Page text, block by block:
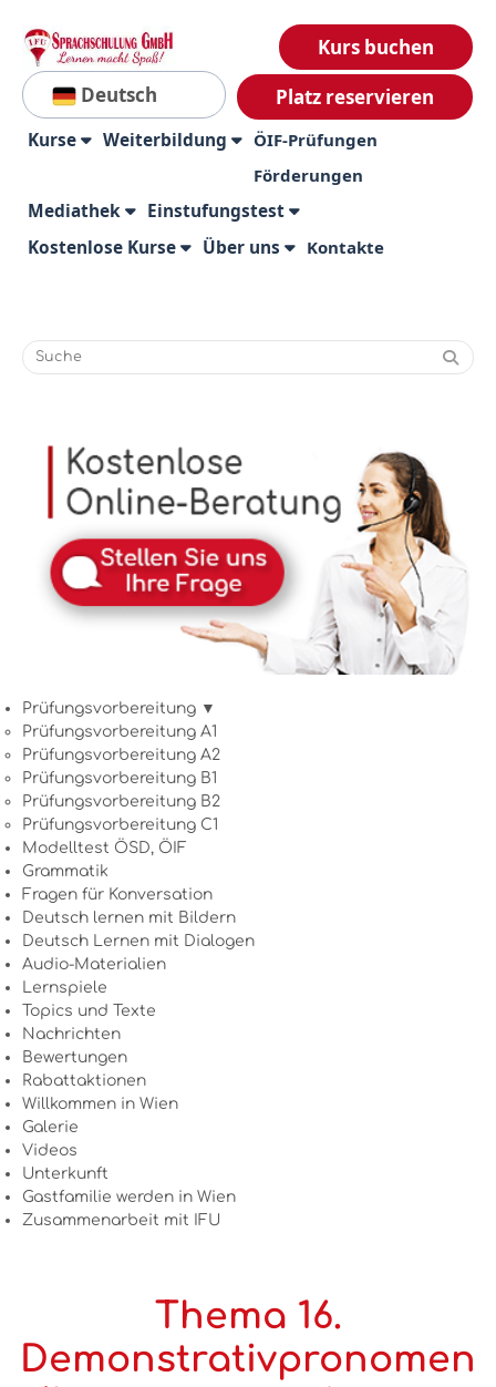
Deutsch
Kurs buchen
Platz reservieren
Kurse Weiterbildung
ÖIF-Prüfungen
Förderungen
Mediathek
Einstufungstest
Kostenlose Kurse
Über uns Kontakte
Prüfungsvorbereitung ▼
Prüfungsvorbereitung A1
Prüfungsvorbereitung A2
Prüfungsvorbereitung B1
Prüfungsvorbereitung B2
Prüfungsvorbereitung C1
Modelltest ÖSD, ÖIF
Grammatik
Fragen für Konversation
Deutsch lernen mit Bildern
Deutsch Lernen mit Dialogen
Audio-Materialien
Lernspiele
Topics und Texte
Nachrichten
Bewertungen
Rabattaktionen
Willkommen in Wien
Galerie
Videos
Unterkunft
Gastfamilie werden in Wien
Zusammenarbeit mit IFU
Thema 16.
Demonstrativpronomen